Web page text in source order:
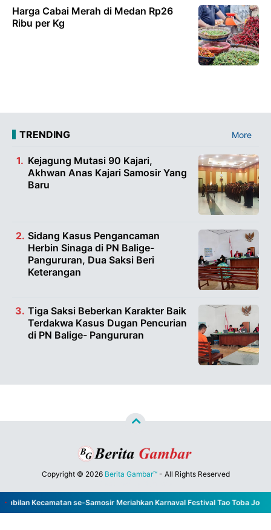
Harga Cabai Merah di Medan Rp26
Ribu per Kg
TRENDING More
Kejagung Mutasi 90 Kajari,
Akhwan Anas Kajari Samosir Yang
Baru
Sidang Kasus Pengancaman
Herbin Sinaga di PN Balige-
Pangururan, Dua Saksi Beri
Keterangan
Tiga Saksi Beberkan Karakter Baik
Terdakwa Kasus Dugan Pencurian
di PN Balige- Pangururan
Kecamatan se-Samosir Meriahkan Karnaval Festival Tao Toba Jou Jou
Copyright © 2026 Berita Gambar™- All Rights Reserved